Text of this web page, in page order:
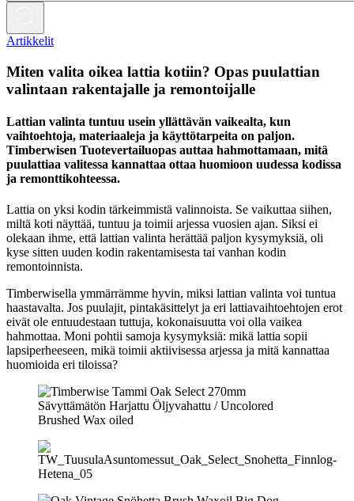
Artikkelit
Miten valita oikea lattia kotiin? Opas puulattian
valintaan rakentajalle ja remontoijalle
Lattian valinta tuntuu usein yllättävän vaikealta, kun
vaihtoehtoja, materiaaleja ja käyttötarpeita on paljon.
Timberwisen Tuotevertailuopas auttaa hahmottamaan, mitä
puulattiaa valitessa kannattaa ottaa huomioon uudessa kodissa
ja remonttikohteessa.
Lattia on yksi kodin tärkeimmistä valinnoista. Se vaikuttaa siihen,
miltä koti näyttää, tuntuu ja toimii arjessa vuosien ajan. Siksi ei
olekaan ihme, että lattian valinta herättää paljon kysymyksiä, oli
kyse sitten uuden kodin rakentamisesta tai vanhan kodin
remontoinnista.
Timberwisella ymmärrämme hyvin, miksi lattian valinta voi tuntua
haastavalta. Jos puulajit, pintakäsittelyt ja eri lattiavaihtoehtojen erot
eivät ole entuudestaan tuttuja, kokonaisuutta voi olla vaikea
hahmottaa. Moni pohtii samoja kysymyksiä: mikä lattia sopii
lapsiperheeseen, mikä toimii aktiivisessa arjessa ja mitä kannattaa
huomioida eri tiloissa?